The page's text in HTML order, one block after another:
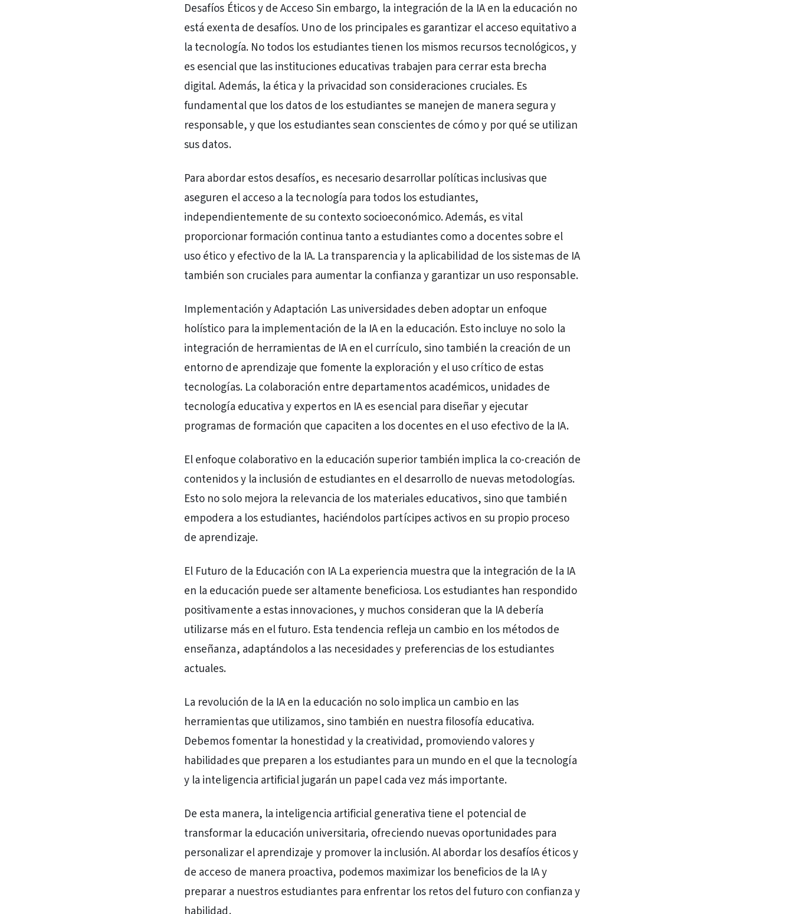
Desafíos Éticos y de Acceso Sin embargo, la integración de la IA en la educación no
está exenta de desafíos. Uno de los principales es garantizar el acceso equitativo a
la tecnología. No todos los estudiantes tienen los mismos recursos tecnológicos, y
es esencial que las instituciones educativas trabajen para cerrar esta brecha
digital. Además, la ética y la privacidad son consideraciones cruciales. Es
fundamental que los datos de los estudiantes se manejen de manera segura y
responsable, y que los estudiantes sean conscientes de cómo y por qué se utilizan
sus datos.
Para abordar estos desafíos, es necesario desarrollar políticas inclusivas que
aseguren el acceso a la tecnología para todos los estudiantes,
independientemente de su contexto socioeconómico. Además, es vital
proporcionar formación continua tanto a estudiantes como a docentes sobre el
uso ético y efectivo de la IA. La transparencia y la aplicabilidad de los sistemas de IA
también son cruciales para aumentar la confianza y garantizar un uso responsable.
Implementación y Adaptación Las universidades deben adoptar un enfoque
holístico para la implementación de la IA en la educación. Esto incluye no solo la
integración de herramientas de IA en el currículo, sino también la creación de un
entorno de aprendizaje que fomente la exploración y el uso crítico de estas
tecnologías. La colaboración entre departamentos académicos, unidades de
tecnología educativa y expertos en IA es esencial para diseñar y ejecutar
programas de formación que capaciten a los docentes en el uso efectivo de la IA.
El enfoque colaborativo en la educación superior también implica la co-creación de
contenidos y la inclusión de estudiantes en el desarrollo de nuevas metodologías.
Esto no solo mejora la relevancia de los materiales educativos, sino que también
empodera a los estudiantes, haciéndolos partícipes activos en su propio proceso
de aprendizaje.
El Futuro de la Educación con IA La experiencia muestra que la integración de la IA
en la educación puede ser altamente beneficiosa. Los estudiantes han respondido
positivamente a estas innovaciones, y muchos consideran que la IA debería
utilizarse más en el futuro. Esta tendencia refleja un cambio en los métodos de
enseñanza, adaptándolos a las necesidades y preferencias de los estudiantes
actuales.
La revolución de la IA en la educación no solo implica un cambio en las
herramientas que utilizamos, sino también en nuestra filosofía educativa.
Debemos fomentar la honestidad y la creatividad, promoviendo valores y
habilidades que preparen a los estudiantes para un mundo en el que la tecnología
y la inteligencia artificial jugarán un papel cada vez más importante.
De esta manera, la inteligencia artificial generativa tiene el potencial de
transformar la educación universitaria, ofreciendo nuevas oportunidades para
personalizar el aprendizaje y promover la inclusión. Al abordar los desafíos éticos y
de acceso de manera proactiva, podemos maximizar los beneficios de la IA y
preparar a nuestros estudiantes para enfrentar los retos del futuro con confianza y